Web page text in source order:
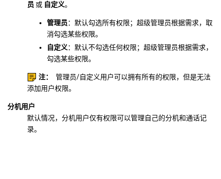
员 或 自定义。
管理员：默认勾选所有权限；超级管理员根据需求，取
消勾选某些权限。
自定义：默认不勾选任何权限；超级管理员根据需求，
勾选某些权限。
注：
管理员/自定义用户可以拥有所有的权限，但是无法
添加用户权限。
分机用户
默认情况，分机用户仅有权限可以管理自己的分机和通话记
录。